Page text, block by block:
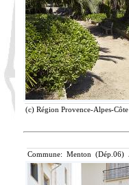
(c) Région Provence-Alpes-
Commune: Menton (Dép.06)